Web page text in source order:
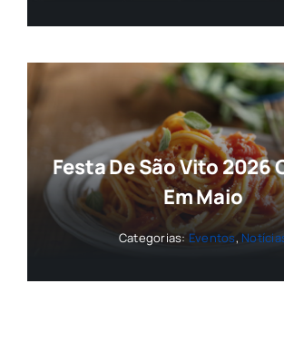
Festa De São Vito 2026
Em Maio
Categorias: Eventos,